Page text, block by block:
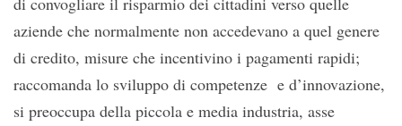
aziende che normalmente non accedevano a quel genere
di credito, misure che incentivino i pagamenti rapidi;
raccomanda lo sviluppo di competenze e d’innovazione,
si preoccupa della piccola e media industria, asse